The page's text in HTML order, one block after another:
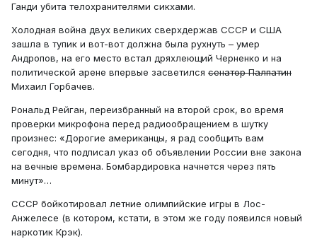
Ганди убита телохранителями сикхами.
Холодная война двух великих сверхдержав СССР и США
зашла в тупик и вот-вот должна была рухнуть – умер
Андропов, на его место встал дряхлеющий Черненко и на
политической арене впервые засветился сенатор Палпатин
Михаил Горбачев.
Рональд Рейган, переизбранный на второй срок, во время
проверки микрофона перед радиообращением в шутку
произнес: «Дорогие американцы, я рад сообщить вам
сегодня, что подписал указ об объявлении России вне закона
на вечные времена. Бомбардировка начнется через пять
минут»…
СССР бойкотировал летние олимпийские игры в Лос-
Анжелесе (в котором, кстати, в этом же году появился новый
наркотик Крэк).